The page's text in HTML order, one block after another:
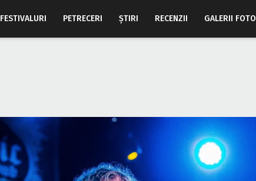
FESTIVALURI PETRECERI ŞTIRI RECENZII GALERII FOTO